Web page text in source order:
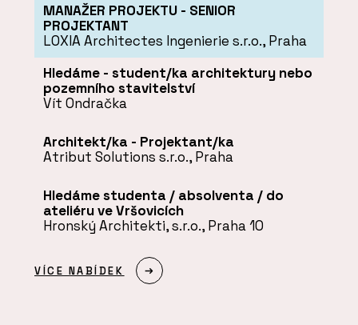
MANAŽER PROJEKTU - SENIOR
PROJEKTANT
LOXIA Architectes Ingenierie s.r.o., Praha
Hledáme - student/ka architektury nebo
pozemního stavitelství
Vít Ondračka
Architekt/ka - Projektant/ka
Atribut Solutions s.r.o., Praha
Hledáme studenta / absolventa / do
ateliéru ve Vršovicích
Hronský Architekti, s.r.o., Praha 10
VÍCE NABÍDEK